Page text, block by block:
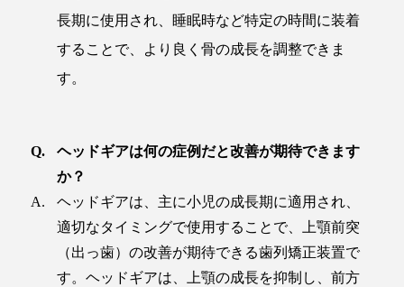
長期に使用され、睡眠時など特定の時間に装着
することで、より良く骨の成長を調整できま
す。
ヘッドギアは何の症例だと改善が期待できます
か？
ヘッドギアは、主に小児の成長期に適用され、
適切なタイミングで使用することで、上顎前突
（出っ歯）の改善が期待できる歯列矯正装置で
す。ヘッドギアは、上顎の成長を抑制し、前方